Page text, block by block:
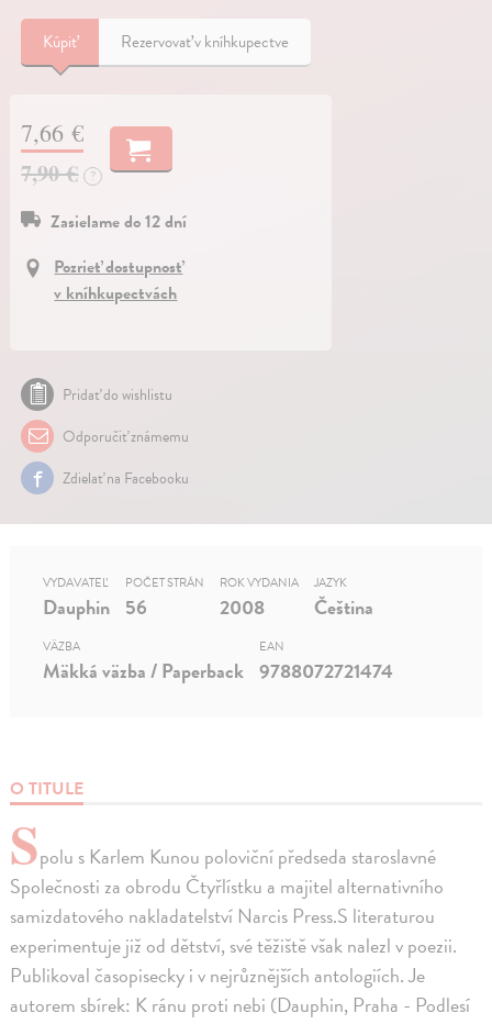
Kúpiť Rezervovať v kníhkupectve
7,66 €
7,90 €
?
Zasielame do 12 dní
Pozrieť dostupnosť
v kníhkupectvách
Pridať do wishlistu
Odporučiť známemu
Zdielať na Facebooku
O TITULE
Spolu s Karlem Kunou poloviční předseda staroslavné
Společnosti za obrodu Čtyřlístku a majitel alternativního
samizdatového nakladatelství Narcis Press.S literaturou
experimentuje již od dětství, své těžiště však nalezl v poezii.
Publikoval časopisecky i v nejrůznějších antologiích. Je
autorem sbírek: K ránu proti nebi (Dauphin, Praha - Podlesí
VYDAVATEĽ
Dauphin
POČET STRÁN
56
ROK VYDANIA
2008
JAZYK
Čeština
VÄZBA
Mäkká väzba / Paperback
EAN
9788072721474